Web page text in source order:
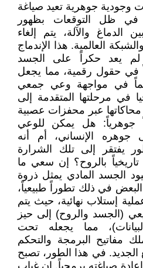
وجودية جوهرية تعيد صياغة
في ظل التوقعات بظهور
والآلة، يتم إلغاء
العالمية. هذا الإندماج
لم يعد حكراً على الجسد
في حقول رقمية، مما يجعل
في مواجهة وعي جمعي
في مرحلتها المتقدمة إلى
محاكاتها عبر محفزات عصبية
جوهرياً: هل يمكن للوعي
الإنساني، أم أنه
يفتقر إلى تلك الشرارة
تاريخياً بالروح؟ إن سعي ما
الجسد المادي يمثل ذروة
البعض في ذلك تطوراً طبيعياً،
إستلاب نهائية، حيث يتم
(الجسد والروح) إلى حيز
مما يجعله تحت
مفاتيح البرمجة والتحكم
الجديد. في هذا الطور، تصبح